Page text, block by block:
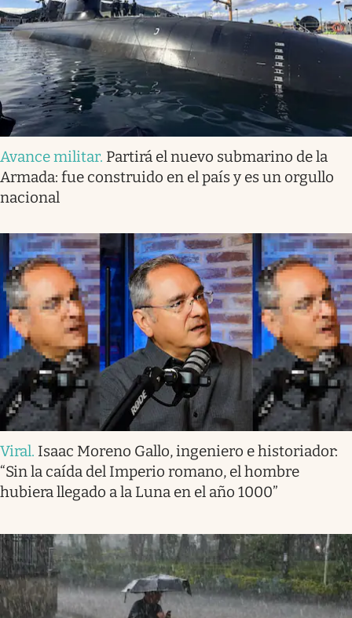
Avance militar. Partirá el nuevo submarino de la
Armada: fue construido en el país y es un orgullo
nacional
Viral. Isaac Moreno Gallo, ingeniero e historiador:
“Sin la caída del Imperio romano, el hombre
hubiera llegado a la Luna en el año 1000”